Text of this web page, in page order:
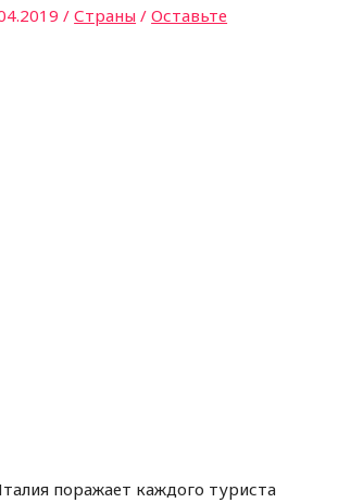
/Страны /Оставьте
поражает каждого туриста